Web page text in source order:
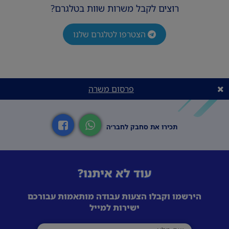
רוצים לקבל משרות שוות בטלגרם?
הצטרפו לטלגרם שלנו
פרסום משרה
תכירו את סחבק לחבר׳ה
עוד לא איתנו?
הירשמו וקבלו הצעות עבודה מותאמות עבורכם
ישירות למייל